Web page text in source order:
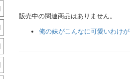
販売中の関連商品はありません。
俺の妹がこんなに可愛いわけ